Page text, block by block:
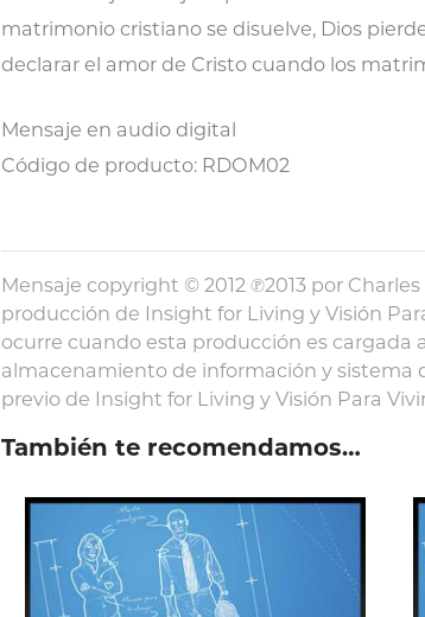
matrimonio cristiano se disuelve, Dios
declarar el amor de Cristo cuando los
Mensaje en audio digital
Código de producto: RDOM02
Mensaje copyright © 2012 ℗2013 por
producción de Insight for Living y Visión
ocurre cuando esta producción es
almacenamiento de información y sistema
previo de Insight for Living y Visión Para
También te recomendamos…